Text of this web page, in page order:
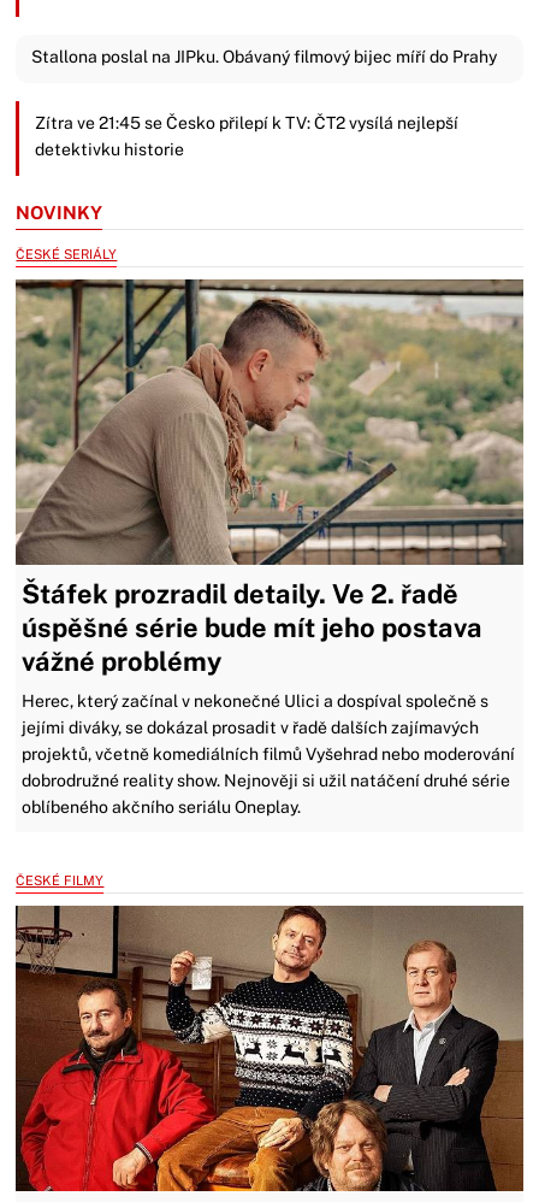
Stallona poslal na JIPku. Obávaný filmový bijec míří do Prahy
Zítra ve 21:45 se Česko přilepí k TV: ČT2 vysílá nejlepší
detektivku historie
NOVINKY
ČESKÉ SERIÁLY
Štáfek prozradil detaily. Ve 2. řadě
úspěšné série bude mít jeho postava
vážné problémy
Herec, který začínal v nekonečné Ulici a dospíval společně s
jejími diváky, se dokázal prosadit v řadě dalších zajímavých
projektů, včetně komediálních filmů Vyšehrad nebo moderování
dobrodružné reality show. Nejnověji si užil natáčení druhé série
oblíbeného akčního seriálu Oneplay.
ČESKÉ FILMY